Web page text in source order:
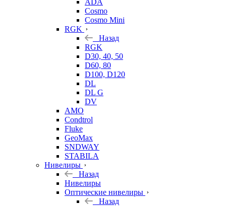
ADA
Cosmo
Cosmo Mini
RGK
Назад
RGK
D30, 40, 50
D60, 80
D100, D120
DL
DL G
DV
AMO
Condtrol
Fluke
GeoMax
SNDWAY
STABILA
Нивелиры
Назад
Нивелиры
Оптические нивелиры
Назад